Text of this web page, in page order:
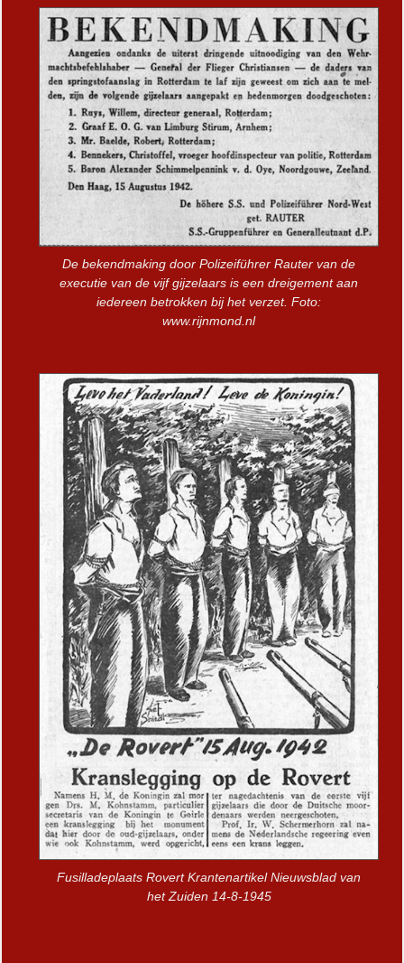
De bekendmaking door Polizeiführer Rauter van de
executie van de vijf gijzelaars is een dreigement aan
iedereen betrokken bij het verzet. Foto:
www.rijnmond.nl
Fusilladeplaats Rovert Krantenartikel Nieuwsblad van
het Zuiden 14-8-1945